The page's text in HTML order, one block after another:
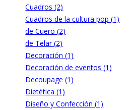
Cuadros (2)
Cuadros de la cultura pop (1)
de Cuero (2)
de Telar (2)
Decoración (1)
Decoración de eventos (1)
Decoupage (1)
Dietética (1)
Diseño y Confección (1)